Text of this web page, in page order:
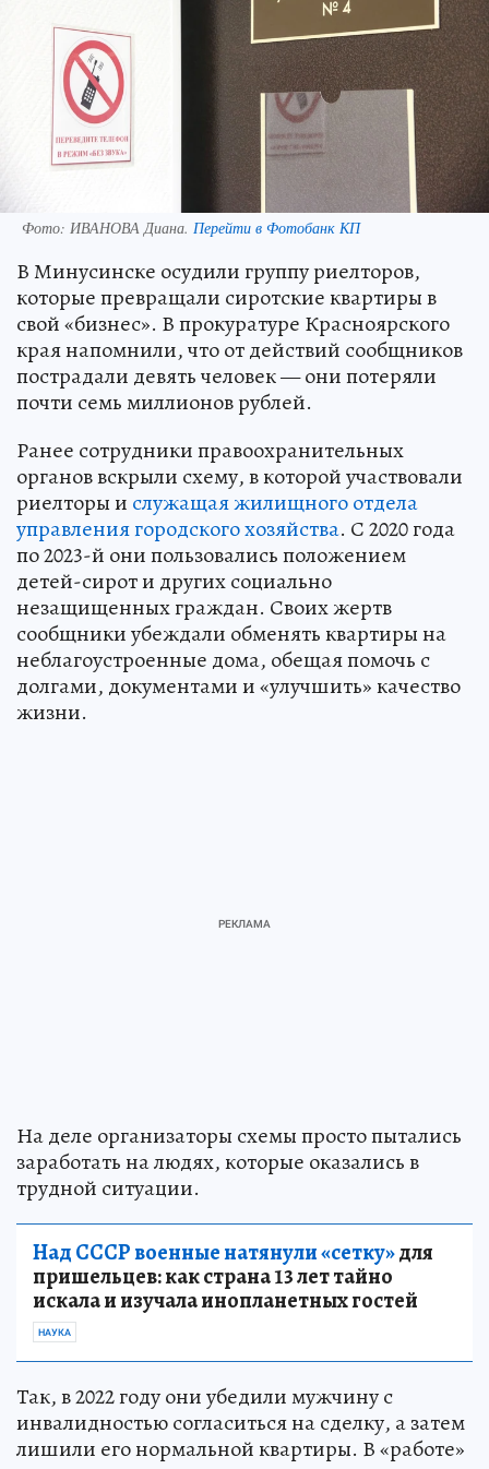
Фото: ИВАНОВА Диана. Перейти в Фотобанк КП
В Минусинске осудили группу риелторов,
которые превращали сиротские квартиры в
свой «бизнес». В прокуратуре Красноярского
края напомнили, что от действий сообщников
пострадали девять человек — они потеряли
почти семь миллионов рублей.
Ранее сотрудники правоохранительных
органов вскрыли схему, в которой участвовали
риелторы и служащая жилищного отдела
управления городского хозяйства. С 2020 года
по 2023-й они пользовались положением
детей-сирот и других социально
незащищенных граждан. Своих жертв
сообщники убеждали обменять квартиры на
неблагоустроенные дома, обещая помочь с
долгами, документами и «улучшить» качество
жизни.
На деле организаторы схемы просто пытались
заработать на людях, которые оказались в
трудной ситуации.
Над СССР военные натянули «сетку»для
пришельцев: как страна 13 лет тайно
искала и изучала инопланетных гостей
НАУКА
Так, в 2022 году они убедили мужчину с
инвалидностью согласиться на сделку, а затем
лишили его нормальной квартиры. В «работе»